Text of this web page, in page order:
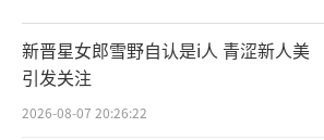
新晋星女郎雪野自认是i人 青涩新人美
引发关注
2026-08-07 20:26:22